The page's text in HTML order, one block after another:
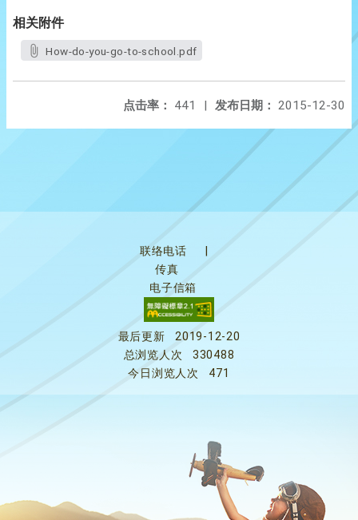
相关附件
How-do-you-go-to-school.pdf
发布日期： 2015-12-30
点击率： 441 |
联络电话
传真
电子信箱
最后更新
2019-12-20
总浏览人次
330488
今日浏览人次
471